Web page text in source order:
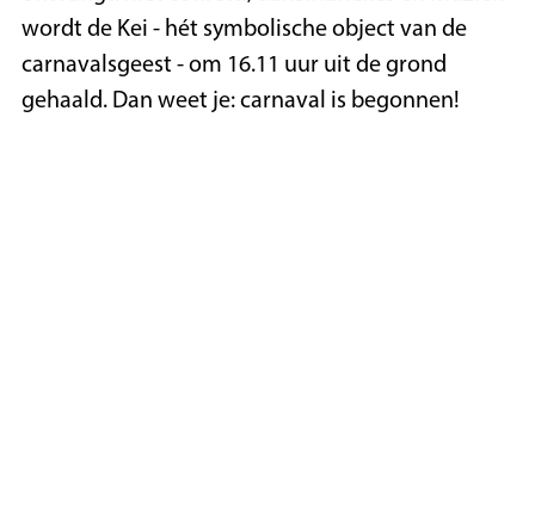
wordt de Kei - hét symbolische object van de
carnavalsgeest - om 16.11 uur uit de grond
gehaald. Dan weet je: carnaval is begonnen!